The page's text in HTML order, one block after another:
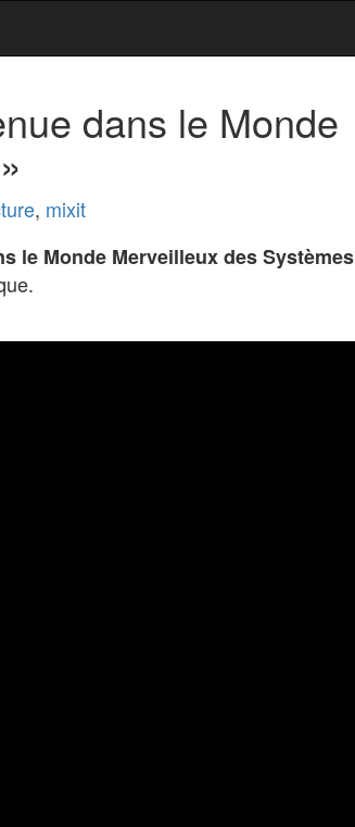
dans le Monde
, mixit
le Monde Merveilleux des Systèmes